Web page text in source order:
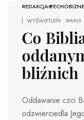
WYŚWIETLEŃ
3MINS
Co
bliźnich
Oddawanie czci
odzwierciedla